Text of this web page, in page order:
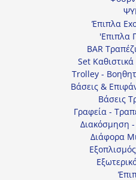
Έπιπλα
'Επιπλα
BAR
Set
Trolley -
Βάσεις &
Βάσεις
Γραφεία -
Διακόσμηση
Διάφορα